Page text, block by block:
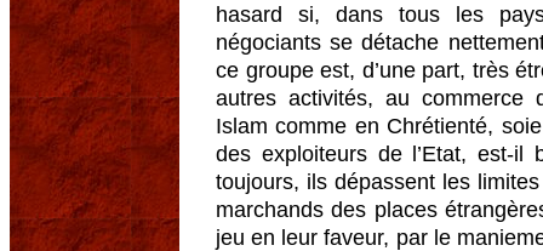
hasard si, dans tous les
négociants se détache
ce groupe est, d’une part, très
autres activités, au
Islam comme en Chrétienté,
des exploiteurs de l’Etat, est-
toujours, ils dépassent les
marchands des places
jeu en leur faveur, par le